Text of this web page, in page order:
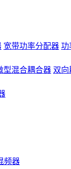
宽带功率分配器 功
型混合耦合器 双向
频器